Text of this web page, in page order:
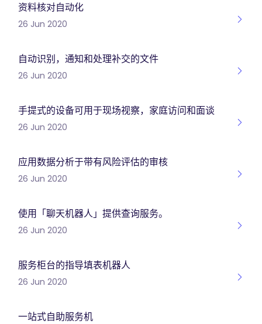
资料核对自动化
26 Jun 2020
自动识别，通知和处理补交的文件
26 Jun 2020
手提式的设备可用于现场视察，家庭访问和面谈
26 Jun 2020
应用数据分析于带有风险评估的审核
26 Jun 2020
使用「聊天机器人」提供查询服务。
26 Jun 2020
服务柜台的指导填表机器人
26 Jun 2020
一站式自助服务机